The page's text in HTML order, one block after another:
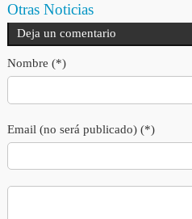
Otras Noticias
Deja un comentario
Nombre (*)
Email (no será publicado) (*)